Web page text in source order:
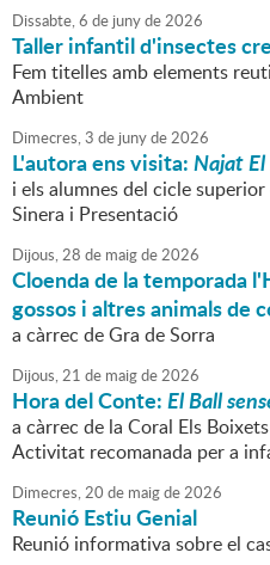
Dissabte,6 de junyde2026
Taller infantil d'insectes
Fem titelles amb elements
Ambient
Dimecres,3 de junyde2026
L'autora ens visita:Najat
i els alumnes del cicle
Sinera i Presentació
Dijous,28 de maigde2026
Cloenda de la temporada
gossos i altres animals de
a càrrec de Gra de Sorra
Dijous,21 de maigde2026
Hora del Conte:El Ball
a càrrec de la Coral Els
Activitat recomanada per a
Dimecres,20 de maigde2026
Reunió Estiu Genial
Reunió informativa sobre el